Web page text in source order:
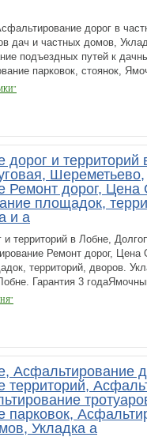
дорог в
дач и частных домов,
подъездных путей к
парковок, стоянок,
дорог и территорий
Шереметьево,
Ремонт дорог, Цена
площадок,
и а
территорий в Лобне,
Ремонт дорог,
территорий, дворов.
Гарантия 3
Асфальтирование
территорий,
парковок,
Укладка а